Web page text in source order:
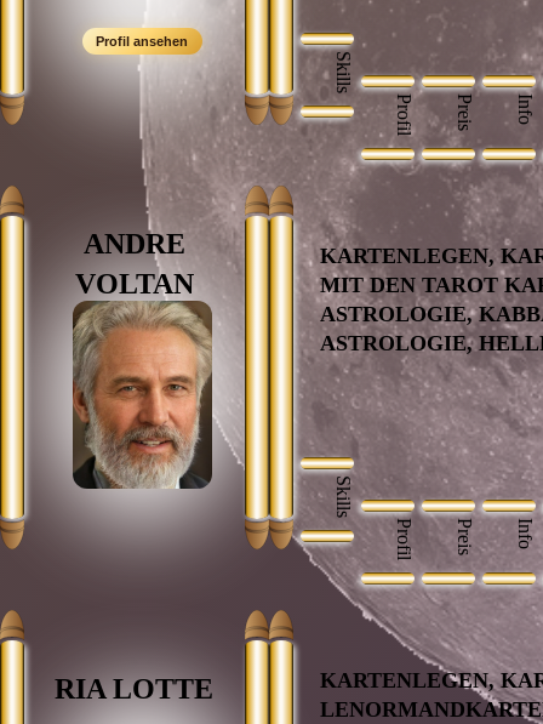
Skills
Profil
Preis Info
ANDRE
VOLTAN
KARTENLEGEN,
MIT DEN TAROT
ASTROLOGIE,
ASTROLOGIE,
Skills
Profil
Preis Info
RIA LOTTE
KARTENLEGEN,